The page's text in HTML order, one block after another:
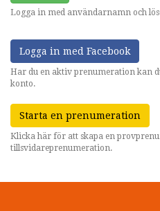
Logga in med användarnamn och
Logga in med Facebook
Har du en aktiv prenumeration kan
konto.
Starta en prenumeration
Klicka här för att skapa en
tillsvidareprenumeration.